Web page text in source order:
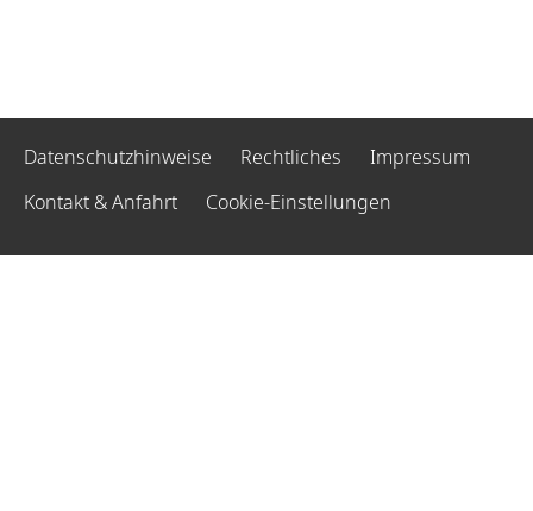
Datenschutzhinweise Rechtliches
Impressum
Kontakt & Anfahrt
Cookie-Einstellungen